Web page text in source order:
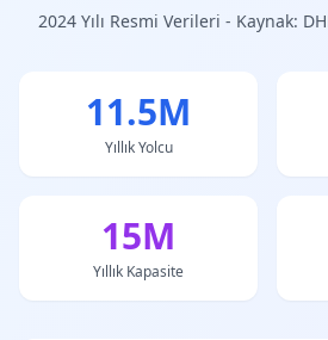
2024 Yılı Resmi Verileri - Kaynak:
11.5M
Yıllık Yolcu
15M
Yıllık Kapasite